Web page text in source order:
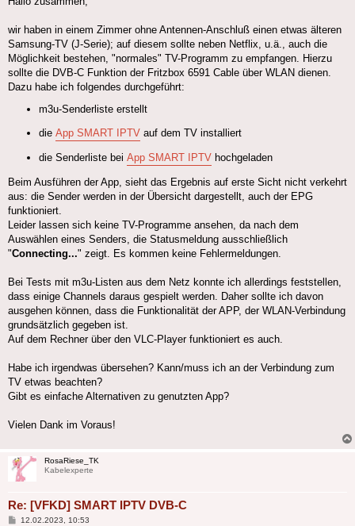
wir haben in einem Zimmer ohne Antennen-Anschluß einen etwas älteren
Samsung-TV (J-Serie); auf diesem sollte neben Netflix, u.ä., auch die
Möglichkeit bestehen, "normales" TV-Programm zu empfangen. Hierzu
sollte die DVB-C Funktion der Fritzbox 6591 Cable über WLAN dienen.
Dazu habe ich folgendes durchgeführt:
m3u-Senderliste erstellt
die App SMART IPTV auf dem TV installiert
die Senderliste bei App SMART IPTV hochgeladen
Beim Ausführen der App, sieht das Ergebnis auf erste Sicht nicht verkehrt
aus: die Sender werden in der Übersicht dargestellt, auch der EPG
funktioniert.
Leider lassen sich keine TV-Programme ansehen, da nach dem
Auswählen eines Senders, die Statusmeldung ausschließlich
"Connecting..." zeigt. Es kommen keine Fehlermeldungen.
Bei Tests mit m3u-Listen aus dem Netz konnte ich allerdings feststellen,
dass einige Channels daraus gespielt werden. Daher sollte ich davon
ausgehen können, dass die Funktionalität der APP, der WLAN-Verbindung
grundsätzlich gegeben ist.
Auf dem Rechner über den VLC-Player funktioniert es auch.
Habe ich irgendwas übersehen? Kann/muss ich an der Verbindung zum
TV etwas beachten?
Gibt es einfache Alternativen zu genutzten App?
Vielen Dank im Voraus!
RosaRiese_TK
Kabelexperte
Re: [VFKD] SMART IPTV DVB-C
Beitrag
12.02.2023, 10:53